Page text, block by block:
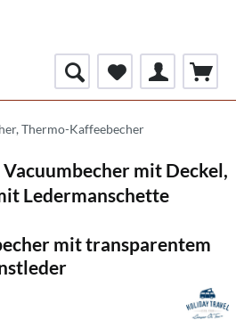
Thermo-Kaffeebecher
mit Deckel,
Ledermanschette
mit transparentem